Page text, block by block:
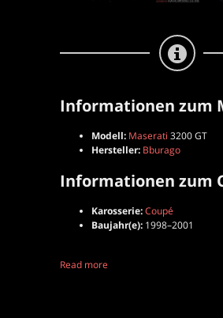
Informationen zum
Modell: Maserati 3200 GT
Hersteller: Bburago
Informationen zum
Karosserie:Coupé
Baujahr(e): 1998–2001
Read more